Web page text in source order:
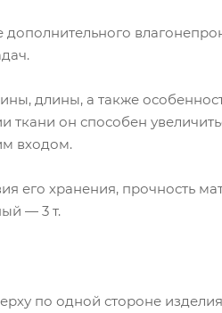
дополнительного
длины, а также
он способен
входом.
его хранения, прочность
— 3 т.
по одной стороне